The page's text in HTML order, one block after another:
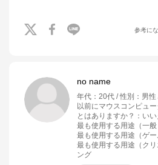
参考に
no name
年代 ： 20代 性別 ： 男性
以前にマウスコンピュ
とはありますか？ ： いい
最も使用する用途（一般
最も使用する用途（ゲー
最も使用する用途（クリ
ング